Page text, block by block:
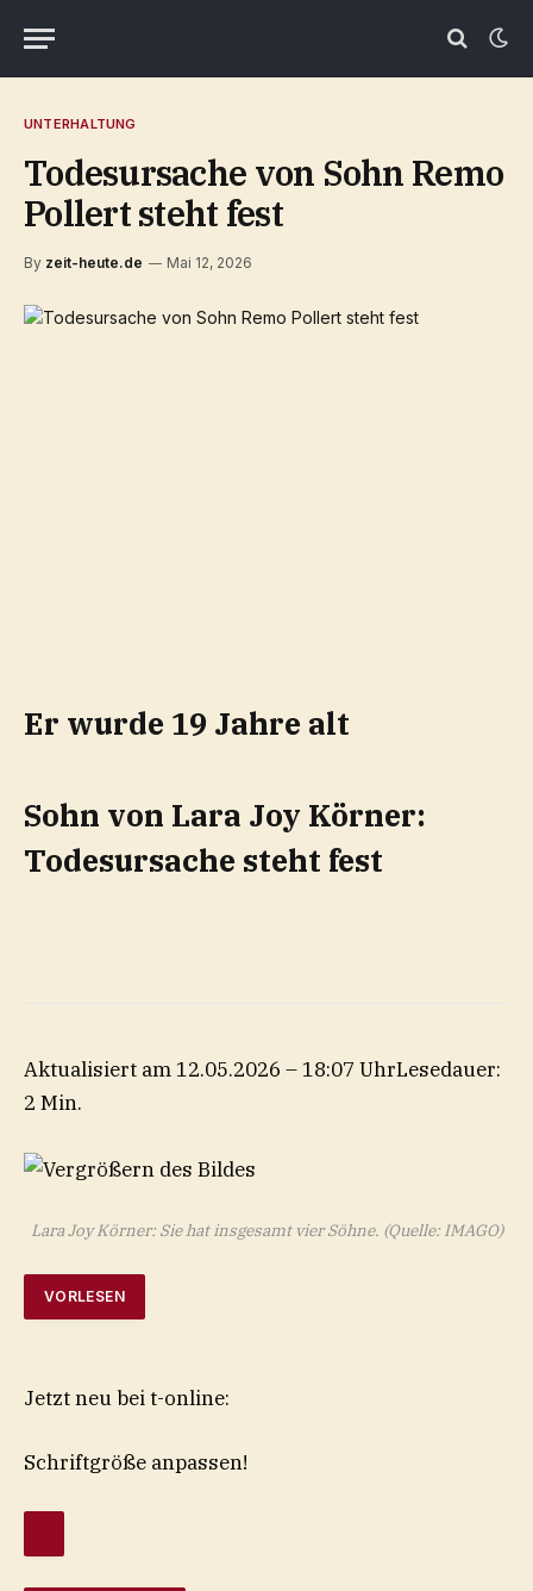
UNTERHALTUNG
Todesursache von Sohn Remo
Pollert steht fest
By zeit-heute.de Mai 12, 2026
Er wurde 19 Jahre alt
Sohn von Lara Joy Körner:
Todesursache steht fest
Aktualisiert am 12.05.2026 – 18:07 UhrLesedauer:
2 Min.
Lara Joy Körner: Sie hat insgesamt vier Söhne. (Quelle: IMAGO)
VORLESEN
Jetzt neu bei t-online:
Schriftgröße anpassen!